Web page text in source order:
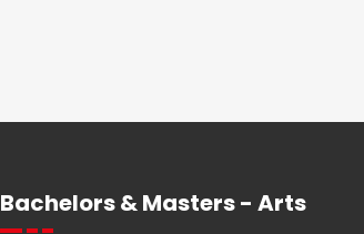
Bachelors & Masters - Arts